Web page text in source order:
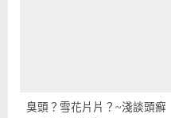
臭頭？雪花片片？~淺談頭癬